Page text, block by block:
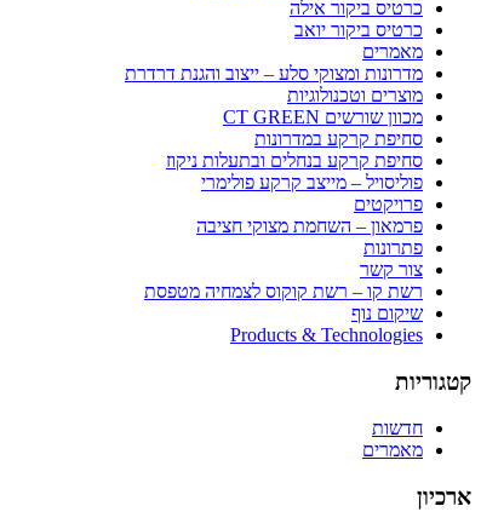
כרטיס ביקור אילה
כרטיס ביקור יואב
מאמרים
מדרונות ומצוקי סלע – ייצוב והגנת דרדרת
מוצרים וטכנולוגיות
מכוון שורשים CT GREEN
סחיפת קרקע במדרונות
סחיפת קרקע בנחלים ובתעלות ניקוז
פוליסויל – מייצב קרקע פולימרי
פרויקטים
פרמאון – השחמת מצוקי חציבה
פתרונות
צור קשר
רשת קו – רשת קוקוס לצמחיה מטפסת
שיקום נוף
Products & Technologies
קטגוריות
חדשות
מאמרים
ארכיון